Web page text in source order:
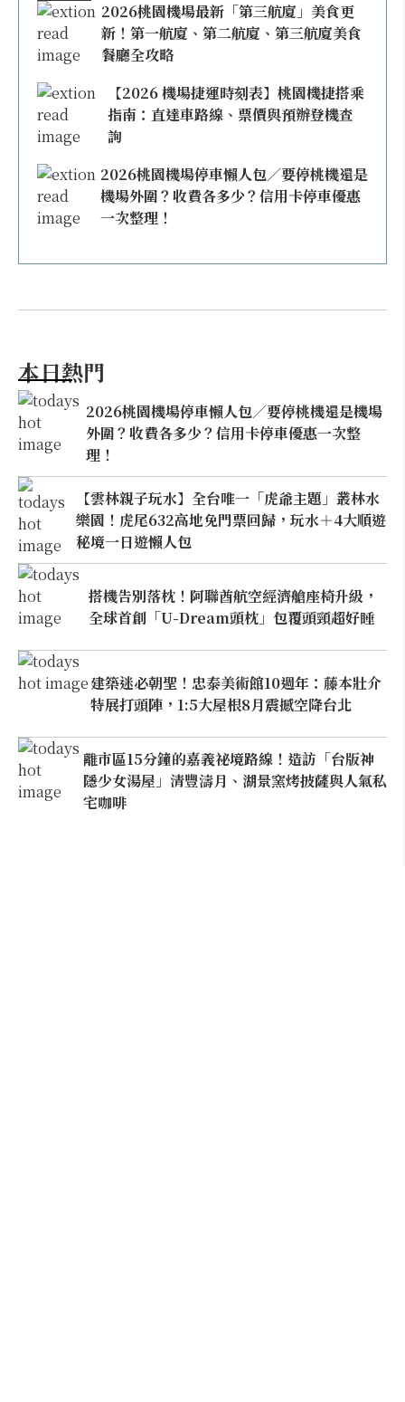
2026桃園機場最新「第三航廈」美食更
新！第一航廈、第二航廈、第三航廈美食
餐廳全攻略
【2026 機場捷運時刻表】桃園機捷搭乘
指南：直達車路線、票價與預辦登機查
詢
2026桃園機場停車懶人包／要停桃機還是
機場外圍？收費各多少？信用卡停車優惠
一次整理！
本日熱門
2026桃園機場停車懶人包／要停桃機還是機場
外圍？收費各多少？信用卡停車優惠一次整
理！
【雲林親子玩水】全台唯一「虎爺主題」叢林水
樂園！虎尾632高地免門票回歸，玩水＋4大順遊
秘境一日遊懶人包
搭機告別落枕！阿聯酋航空經濟艙座椅升級，
全球首創「U-Dream頭枕」包覆頭頸超好睡
建築迷必朝聖！忠泰美術館10週年：藤本壯介
特展打頭陣，1:5大屋根8月震撼空降台北
離市區15分鐘的嘉義祕境路線！造訪「台版神
隱少女湯屋」清豐濤月、湖景窯烤披薩與人氣私
宅咖啡